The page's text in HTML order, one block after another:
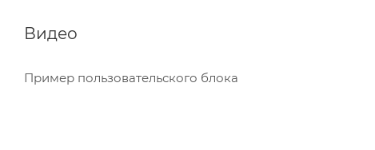
Видео
Пример пользовательского блока